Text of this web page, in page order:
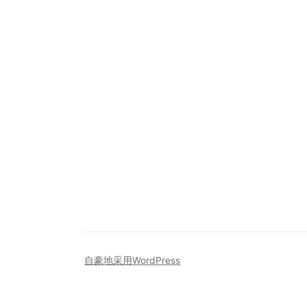
自豪地采用WordPress